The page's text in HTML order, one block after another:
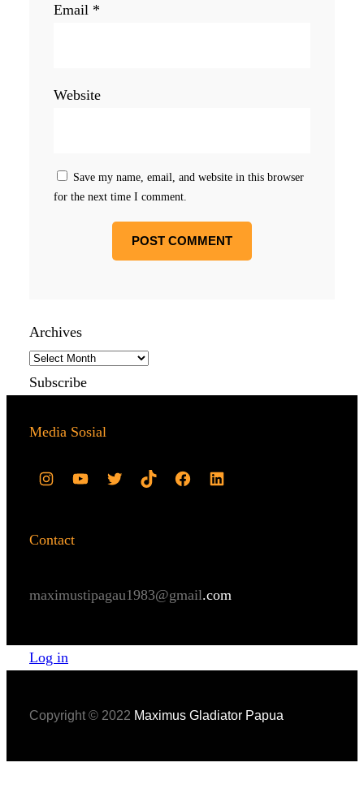
Email *
Website
Save my name, email, and website in this browser
for the next time I comment.
Archives
Subscribe
Media Sosial
Contact
maximustipagau1983@gmail.com
Log in
Copyright © 2022 Maximus Gladiator Papua